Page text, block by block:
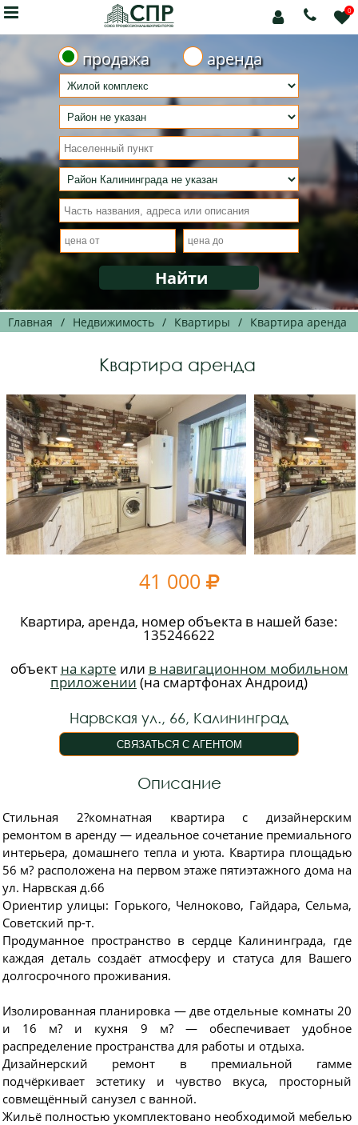
 0


продажа аренда
Главная / Недвижимость / Квартиры / Квартира аренда
Квартира аренда
41 000 
Квартира, аренда, номер объекта в нашей базе:
135246622
объект на карте или в навигационном мобильном
приложении (на смартфонах Андроид)
Нарвская ул., 66, Калининград
Описание
Стильная 2?комнатная квартира с дизайнерским
ремонтом в аренду — идеальное сочетание премиального
интерьера, домашнего тепла и уюта. Квартира площадью
56 м? расположена на первом этаже пятиэтажного дома на
ул. Нарвская д.66
Ориентир улицы: Горького, Челноково, Гайдара, Сельма,
Советский пр-т.
Продуманное пространство в сердце Калининграда, где
каждая деталь создаёт атмосферу и статуса для Вашего
долгосрочного проживания.
Изолированная планировка — две отдельные комнаты 20
и 16 м? и кухня 9 м? — обеспечивает удобное
распределение пространства для работы и отдыха.
Дизайнерский ремонт в премиальной гамме
подчёркивает эстетику и чувство вкуса, просторный
совмещённый санузел с ванной.
Жильё полностью укомплектовано необходимой мебелью